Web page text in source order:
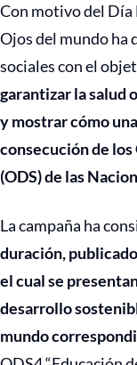
Con motivo del Día
Ojos del mundo ha
sociales con el
garantizar la salud
y mostrar cómo
consecución de
(ODS) de las
La campaña ha
duración,
el cual se
desarrollo
mundo